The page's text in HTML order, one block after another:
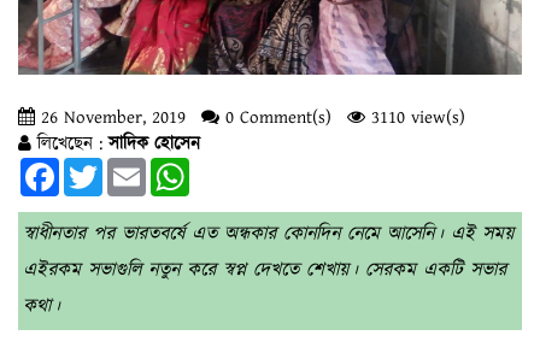
26 November, 2019 0 Comment(s)
3110 view(s)
লিখেছেন :সাদিক হোসেন
FacebookTwitterEmail
স্বাধীনতার পর ভারতবর্ষে এত অন্ধকার কোনদিন নেমে আসেনি। এই সময়
এইরকম সভাগুলি নতুন করে স্বপ্ন দেখতে শেখায়। সেরকম একটি সভার
কথা।